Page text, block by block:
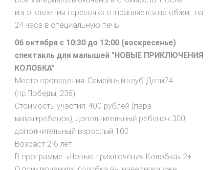
изготовления тарелочка отправляется на обжиг на
24 часа в специальную печь.
06 октября с 10:30 до 12:00 (воскресенье)
спектакль для малышей "НОВЫЕ ПРИКЛЮЧЕНИЯ
КОЛОБКА"
Место проведения: Семейный клуб Дети74
(пр.Победы, 238)
Стоимость участия: 400 рублей (пара
мама+ребенок), дополнительный ребенок 300,
дополнительный взрослый 100
Возраст 2-6 лет
В программе: «Новые приключения Колобка» 2+